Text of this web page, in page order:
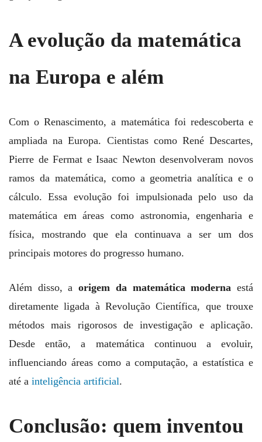
A evolução da matemática
na Europa e além
Com o Renascimento, a matemática foi redescoberta e
ampliada na Europa. Cientistas como René Descartes,
Pierre de Fermat e Isaac Newton desenvolveram novos
ramos da matemática, como a geometria analítica e o
cálculo. Essa evolução foi impulsionada pelo uso da
matemática em áreas como astronomia, engenharia e
física, mostrando que ela continuava a ser um dos
principais motores do progresso humano.
Além disso, aorigem da matemática moderna está
diretamente ligada à Revolução Científica, que trouxe
métodos mais rigorosos de investigação e aplicação.
Desde então, a matemática continuou a evoluir,
influenciando áreas como a computação, a estatística e
até a inteligência artificial.
Conclusão: quem inventou